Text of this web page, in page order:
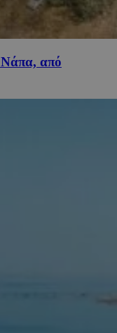
Νάπα, από